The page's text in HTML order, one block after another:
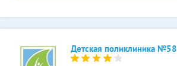
Детская поликлиника №58